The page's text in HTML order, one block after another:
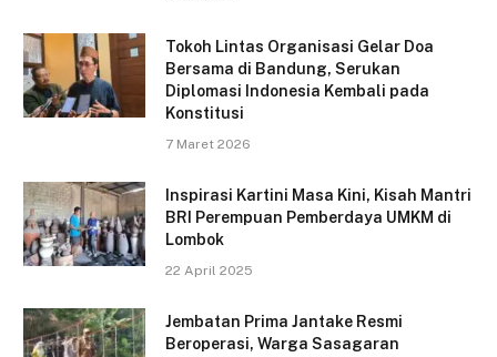
Tokoh Lintas Organisasi Gelar Doa
Bersama di Bandung, Serukan
Diplomasi Indonesia Kembali pada
Konstitusi
7 Maret 2026
Inspirasi Kartini Masa Kini, Kisah Mantri
BRI Perempuan Pemberdaya UMKM di
Lombok
22 April 2025
Jembatan Prima Jantake Resmi
Beroperasi, Warga Sasagaran